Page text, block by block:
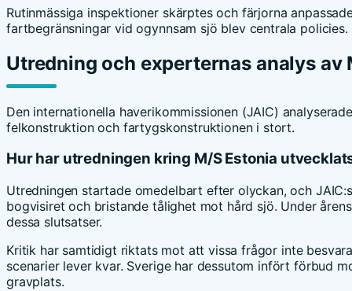
Rutinmässiga inspektioner skärptes och färjorna
fartbegränsningar vid ogynnsam sjö blev centrala policies.
Utredning och experternas analys av
Den internationella haverikommissionen (JAIC)
felkonstruktion och fartygskonstruktionen i stort.
Hur har utredningen kring M/S Estonia
Utredningen startade omedelbart efter olyckan, och
bogvisiret och bristande tålighet mot hård sjö. Under
dessa slutsatser.
Kritik har samtidigt riktats mot att vissa frågor inte
scenarier lever kvar. Sverige har dessutom infört förbud
gravplats.